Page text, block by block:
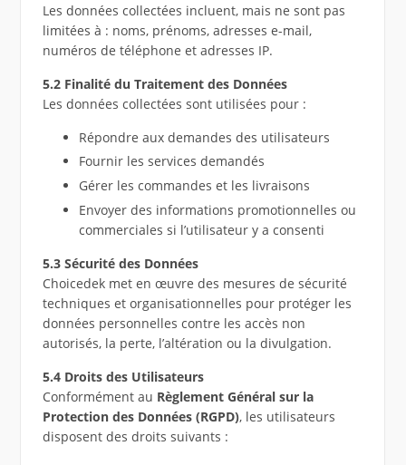
Les données collectées incluent, mais ne sont pas
limitées à : noms, prénoms, adresses e-mail,
numéros de téléphone et adresses IP.
5.2 Finalité du Traitement des Données
Les données collectées sont utilisées pour :
Répondre aux demandes des utilisateurs
Fournir les services demandés
Gérer les commandes et les livraisons
Envoyer des informations promotionnelles ou
commerciales si l’utilisateur y a consenti
5.3 Sécurité des Données
Choicedek met en œuvre des mesures de sécurité
techniques et organisationnelles pour protéger les
données personnelles contre les accès non
autorisés, la perte, l’altération ou la divulgation.
5.4 Droits des Utilisateurs
Conformément au Règlement Général sur la
Protection des Données (RGPD), les utilisateurs
disposent des droits suivants :